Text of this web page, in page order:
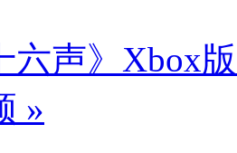
六声》Xbox
»